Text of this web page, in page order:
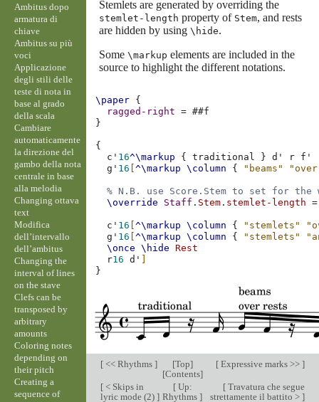
Stemlets are generated by overriding the
stemlet-length property of Stem, and rests
are hidden by using \hide.
Some \markup elements are included in the
source to highlight the different notations.
\paper {
ragged-right
= ##f
}
{
c' 16^\markup { traditional } d' r f'
g' 16 [^\markup \column { "beams"
% N.B. use Score.Stem to set for the
\override
Staff . Stem . stemlet-length =
c' 16 [^\markup \column { "stemlets"
g' 16 [^\markup \column { "stemlets"
\once
\hide
Rest
r16 d'
}
[<< Rhythms ] [Top]
[Contents]
[Expressive marks >> ]
[< Skips in
lyric mode (2) ]
[Up:
Rhythms]
[Travatura che segue
strettamente il battito > ]
Ambitus dopo
armatura di
chiave
Ambitus su più
voci
Applicazione
degli stili delle
teste di nota in
base al grado
della scala
Cambiare
automaticamente
la direzione del
gambo della nota
centrale in base
alla melodia
Changing ottava
text
Modifica
dell’intervallo
dell’ambitus
Changing the
interval of lines
on the stave
Clefs can be
transposed by
arbitrary
amounts
Coloring notes
depending on
their pitch
Creating a
sequence of